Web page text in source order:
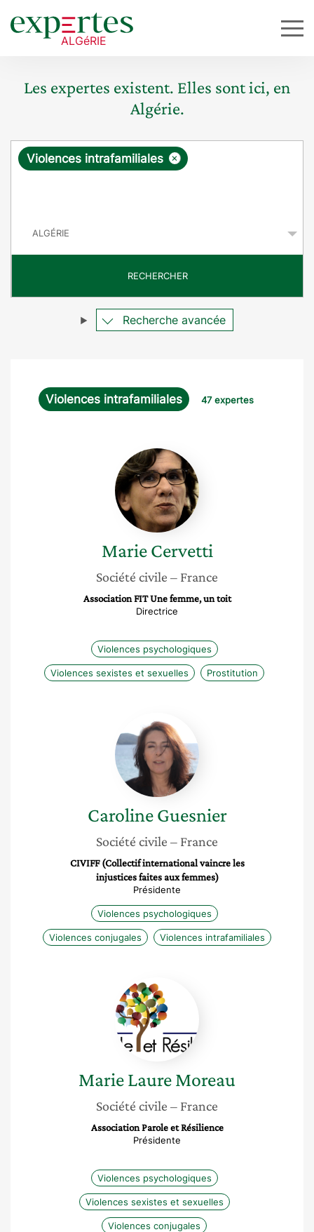
Les expertes existent. Elles sont ici, en
Algérie.
R
ê
e
×
Violences intrafamiliales
RECHERCHER
Recherche avancée
Violences intrafamiliales 47 expertes
Marie
Cervetti
Marie Cervetti
Société civile – France
Association FIT Une femme, un toit
Directrice
Violences psychologiques
Violences sexistes et sexuelles Prostitution
Caroline
Guesnier
Caroline Guesnier
Société civile – France
CIVIFF (Collectif international vaincre les
injustices faites aux femmes)
Présidente
Violences psychologiques
Violences conjugales Violences intrafamiliales
Marie
Laure
Moreau
Marie LaureMoreau
Société civile – France
Association Parole et Résilience
Présidente
Violences psychologiques
Violences sexistes et sexuelles
Violences conjugales